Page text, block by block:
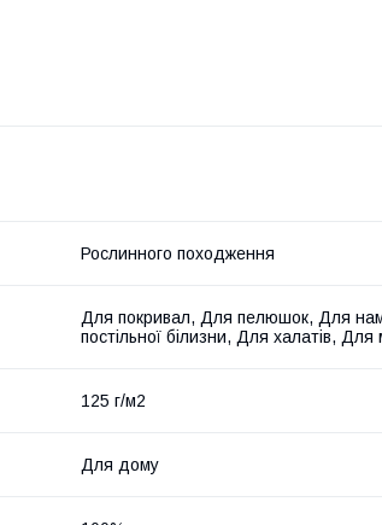
Рослинного походження
Для покривал, Для пелюшок, Для
постільної білизни, Для халатів, Для
125 г/м2
Для дому